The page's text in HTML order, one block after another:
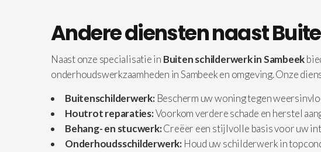
Andere diensten naast
Naast onze specialisatie in Buiten schilderwerk in Sambeek
onderhoudswerkzaamheden in Sambeek en omgeving. Onze
Buitenschilderwerk:Bescherm uw woning tegen
Houtrot reparaties:Voorkom verdere schade en herstel
Behang- en stucwerk:Creëer een stijlvolle basis voor uw
Onderhoudsschilderwerk:Houd uw schilderwerk in